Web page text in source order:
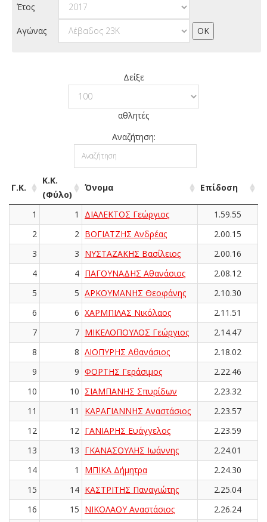
Έτος
Αγώνας
Δείξε
αθλητές
Αναζήτηση:
Γ.Κ.
Κ.Κ.
(Φύλο)
Όνομα Επίδοση
1 1 ΔΙΑΛΕΚΤΟΣ Γεώργιος
1.59.55
2
2 ΒΟΓΙΑΤΖΗΣ Ανδρέας
2.00.15
3
3 ΝΥΣΤΑΖΑΚΗΣ Βασίλειος
2.00.16
4
4 ΠΑΓΟΥΝΑΔΗΣ Αθανάσιος
2.08.12
5
5 ΑΡΚΟΥΜΑΝΗΣ Θεοφάνης
2.10.30
6
6 ΧΑΡΜΠΙΛΑΣ Νικόλαος
2.11.51
7
7 ΜΙΚΕΛΟΠΟΥΛΟΣ Γεώργιος
2.14.47
8
8 ΛΙΟΠΥΡΗΣ Αθανάσιος
2.18.02
9
9 ΦΟΡΤΗΣ Γεράσιμος
2.22.46
10
10 ΣΙΑΜΠΑΝΗΣ Σπυρίδων
2.23.32
11
11 ΚΑΡΑΓΙΑΝΝΗΣ Αναστάσιος
2.23.57
12
12 ΓΑΝΙΑΡΗΣ Ευάγγελος
2.23.59
13
13 ΓΚΑΝΑΣΟΥΛΗΣ Ιωάννης
2.24.01
14
1 ΜΠΙΚΑ Δήμητρα
2.24.30
15
14 ΚΑΣΤΡΙΤΗΣ Παναγιώτης
2.25.04
16
15 ΝΙΚΟΛΑΟΥ Αναστάσιος
2.26.24